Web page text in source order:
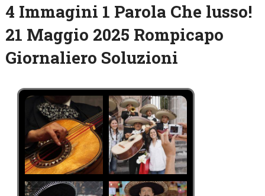
4 Immagini 1 Parola Che lusso!
21 Maggio 2025 Rompicapo
Giornaliero Soluzioni